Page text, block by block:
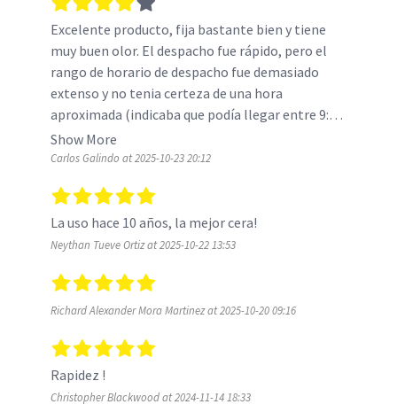
Excelente producto, fija bastante bien y tiene
muy buen olor. El despacho fue rápido, pero el
rango de horario de despacho fue demasiado
extenso y no tenia certeza de una hora
aproximada (indicaba que podía llegar entre 9:00
am y 19:00)
Show More
Carlos Galindo at 2025-10-23 20:12
La uso hace 10 años, la mejor cera!
Neythan Tueve Ortiz at 2025-10-22 13:53
Richard Alexander Mora Martinez at 2025-10-20 09:16
Rapidez !
Christopher Blackwood at 2024-11-14 18:33